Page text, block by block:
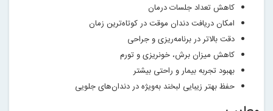
کاهش تعداد جلسات درمان
امکان دریافت دندان موقت در کوتاه‌ترین زمان
دقت بالاتر در برنامه‌ریزی و جراحی
کاهش میزان برش، خونریزی و تورم
بهبود تجربه بیمار و راحتی بیشتر
حفظ بهتر زیبایی لبخند به‌ویژه در دندان‌های جلویی